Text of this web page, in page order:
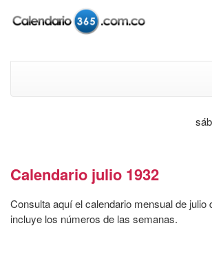
Calendario julio 1932
Consulta aquí el calendario mensual de julio
incluye los números de las semanas.